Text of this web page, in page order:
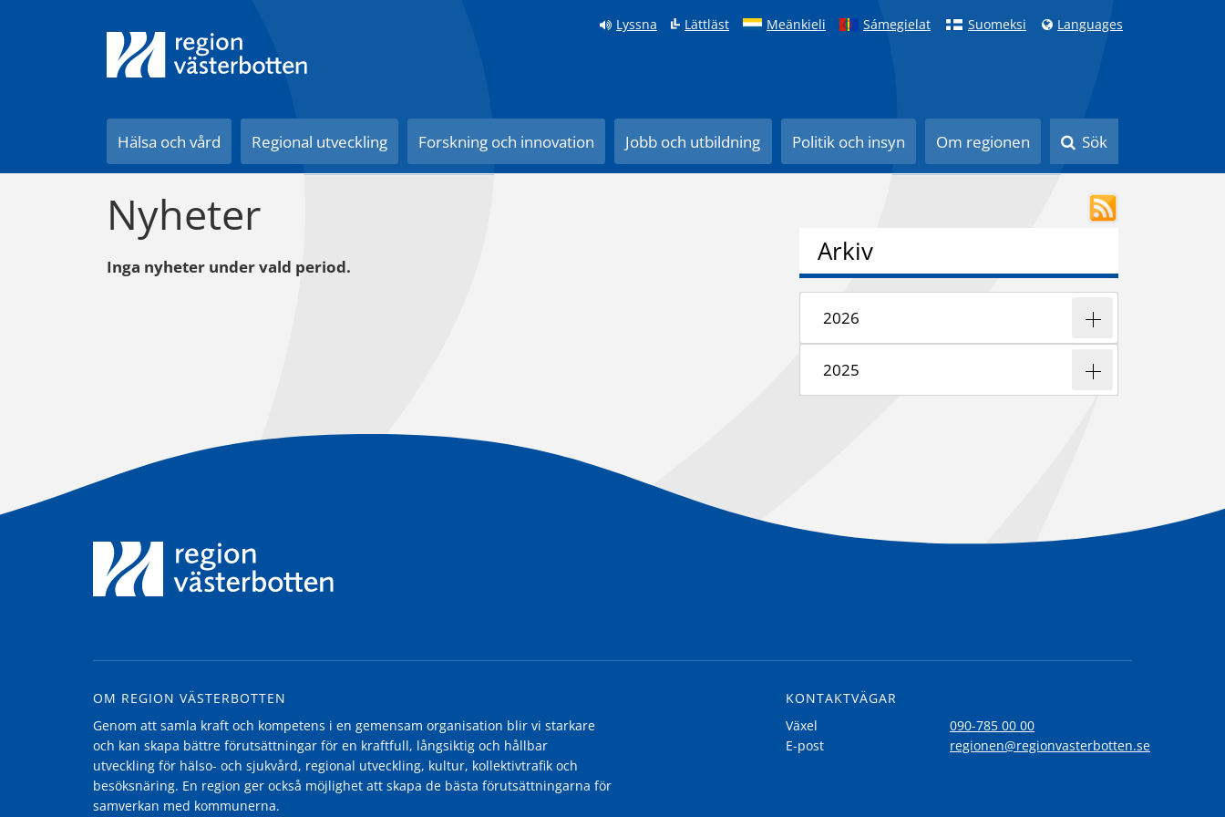
Lyssna Lättläst Meänkieli Sámegielat Suomeksi Languages
Hälsa och vård Regional utveckling Forskning och innovation Jobb och utbildning Politik och insyn Om regionen Sök
Nyheter
Inga nyheter under vald period. Arkiv
2026
2025
OM REGION VÄSTERBOTTEN
Genom att samla kraft och kompetens i en gemensam organisation blir vi starkare
och kan skapa bättre förutsättningar för en kraftfull, långsiktig och hållbar
utveckling för hälso- och sjukvård, regional utveckling, kultur, kollektivtrafik och
besöksnäring. En region ger också möjlighet att skapa de bästa förutsättningarna för
samverkan med kommunerna.
KONTAKTVÄGAR
Växel
090-785 00 00
E-post
regionen@regionvasterbotten.se